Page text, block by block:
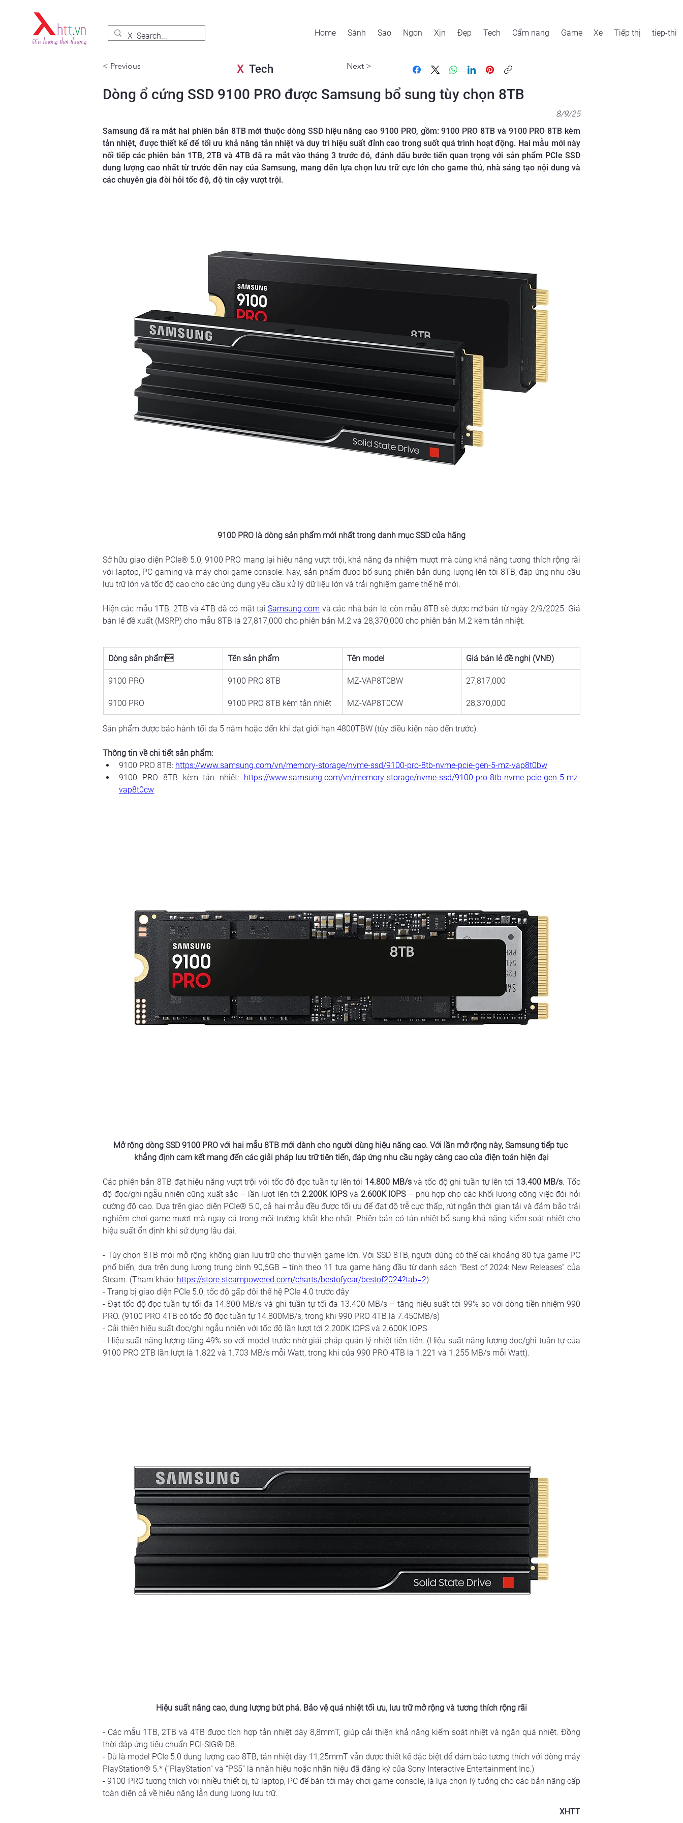
Home Sành Sao Ngon Xịn Đẹp Tech Cẩm nang Game Xe Tiếp thị tiep-thi
< Previous X Tech Next >
Dòng ổ cứng SSD 9100 PRO được Samsung bổ sung tùy chọn 8TB
8/9/25
Samsung đã ra mắt hai phiên bản 8TB mới thuộc dòng SSD hiệu năng cao 9100 PRO, gồm: 9100 PRO 8TB và 9100 PRO 8TB kèm
tản nhiệt, được thiết kế để tối ưu khả năng tản nhiệt và duy trì hiệu suất đỉnh cao trong suốt quá trình hoạt động. Hai mẫu mới này
nối tiếp các phiên bản 1TB, 2TB và 4TB đã ra mắt vào tháng 3 trước đó, đánh dấu bước tiến quan trọng với sản phẩm PCIe SSD
dung lượng cao nhất từ trước đến nay của Samsung, mang đến lựa chọn lưu trữ cực lớn cho game thủ, nhà sáng tạo nội dung và
các chuyên gia đòi hỏi tốc độ, độ tin cậy vượt trội.
9100 PRO là dòng sản phẩm mới nhất trong danh mục SSD của hãng
Sở hữu giao diện PCIe® 5.0, 9100 PRO mang lại hiệu năng vượt trội, khả năng đa nhiệm mượt mà cùng khả năng tương thích rộng rãi
với laptop, PC gaming và máy chơi game console. Nay, sản phẩm được bổ sung phiên bản dung lượng lên tới 8TB, đáp ứng nhu cầu
lưu trữ lớn và tốc độ cao cho các ứng dụng yêu cầu xử lý dữ liệu lớn và trải nghiệm game thế hệ mới.
Hiện các mẫu 1TB, 2TB và 4TB đã có mặt tại Samsung.com và các nhà bán lẻ, còn mẫu 8TB sẽ được mở bán từ ngày 2/9/2025. Giá
bán lẻ đề xuất (MSRP) cho mẫu 8TB là 27,817,000 cho phiên bản M.2 và 28,370,000 cho phiên bản M.2 kèm tản nhiệt.
Dòng sản phẩm Tên sản phẩm Tên model Giá bán lẻ đề nghị (VNĐ)
9100 PRO 9100 PRO 8TB MZ-VAP8T0BW 27,817,000
9100 PRO 9100 PRO 8TB kèm tản nhiệt MZ-VAP8T0CW 28,370,000
Sản phẩm được bảo hành tối đa 5 năm hoặc đến khi đạt giới hạn 4800TBW (tùy điều kiện nào đến trước).
Thông tin về chi tiết sản phẩm:
9100 PRO 8TB: https://www.samsung.com/vn/memory-storage/nvme-ssd/9100-pro-8tb-nvme-pcie-gen-5-mz-vap8t0bw
9100 PRO 8TB kèm tản nhiệt: https://www.samsung.com/vn/memory-storage/nvme-ssd/9100-pro-8tb-nvme-pcie-gen-5-mz-
vap8t0cw
Mở rộng dòng SSD 9100 PRO với hai mẫu 8TB mới dành cho người dùng hiệu năng cao. Với lần mở rộng này, Samsung tiếp tục
khẳng định cam kết mang đến các giải pháp lưu trữ tiên tiến, đáp ứng nhu cầu ngày càng cao của điện toán hiện đại
Các phiên bản 8TB đạt hiệu năng vượt trội với tốc độ đọc tuần tự lên tới 14.800 MB/s và tốc độ ghi tuần tự lên tới 13.400 MB/s. Tốc
độ đọc/ghi ngẫu nhiên cũng xuất sắc – lần lượt lên tới 2.200K IOPS và 2.600K IOPS – phù hợp cho các khối lượng công việc đòi hỏi
cường độ cao. Dựa trên giao diện PCIe® 5.0, cả hai mẫu đều được tối ưu để đạt độ trễ cực thấp, rút ngắn thời gian tải và đảm bảo trải
nghiệm chơi game mượt mà ngay cả trong môi trường khắt khe nhất. Phiên bản có tản nhiệt bổ sung khả năng kiểm soát nhiệt cho
hiệu suất ổn định khi sử dụng lâu dài.
- Tùy chọn 8TB mới mở rộng không gian lưu trữ cho thư viện game lớn. Với SSD 8TB, người dùng có thể cài khoảng 80 tựa game PC
phổ biến, dựa trên dung lượng trung bình 90,6GB – tính theo 11 tựa game hàng đầu từ danh sách “Best of 2024: New Releases” của
Steam. (Tham khảo: https://store.steampowered.com/charts/bestofyear/bestof2024?tab=2)
- Trang bị giao diện PCIe 5.0, tốc độ gấp đôi thế hệ PCIe 4.0 trước đây
- Đạt tốc độ đọc tuần tự tối đa 14.800 MB/s và ghi tuần tự tối đa 13.400 MB/s – tăng hiệu suất tới 99% so với dòng tiền nhiệm 990
PRO. (9100 PRO 4TB có tốc độ đọc tuần tự 14.800MB/s, trong khi 990 PRO 4TB là 7.450MB/s)
- Cải thiện hiệu suất đọc/ghi ngẫu nhiên với tốc độ lần lượt tới 2.200K IOPS và 2.600K IOPS
- Hiệu suất năng lượng tăng 49% so với model trước nhờ giải pháp quản lý nhiệt tiên tiến. (Hiệu suất năng lượng đọc/ghi tuần tự của
9100 PRO 2TB lần lượt là 1.822 và 1.703 MB/s mỗi Watt, trong khi của 990 PRO 4TB là 1.221 và 1.255 MB/s mỗi Watt).
Hiệu suất nâng cao, dung lượng bứt phá. Bảo vệ quá nhiệt tối ưu, lưu trữ mở rộng và tương thích rộng rãi
- Các mẫu 1TB, 2TB và 4TB được tích hợp tản nhiệt dày 8,8mmT, giúp cải thiện khả năng kiểm soát nhiệt và ngăn quá nhiệt. Đồng
thời đáp ứng tiêu chuẩn PCI-SIG® D8.
- Dù là model PCIe 5.0 dung lượng cao 8TB, tản nhiệt dày 11,25mmT vẫn được thiết kế đặc biệt để đảm bảo tương thích với dòng máy
PlayStation® 5.* (“PlayStation” và “PS5” là nhãn hiệu hoặc nhãn hiệu đã đăng ký của Sony Interactive Entertainment Inc.)
- 9100 PRO tương thích với nhiều thiết bị, từ laptop, PC để bàn tới máy chơi game console, là lựa chọn lý tưởng cho các bản nâng cấp
toàn diện cả về hiệu năng lẫn dung lượng lưu trữ.
XHTT